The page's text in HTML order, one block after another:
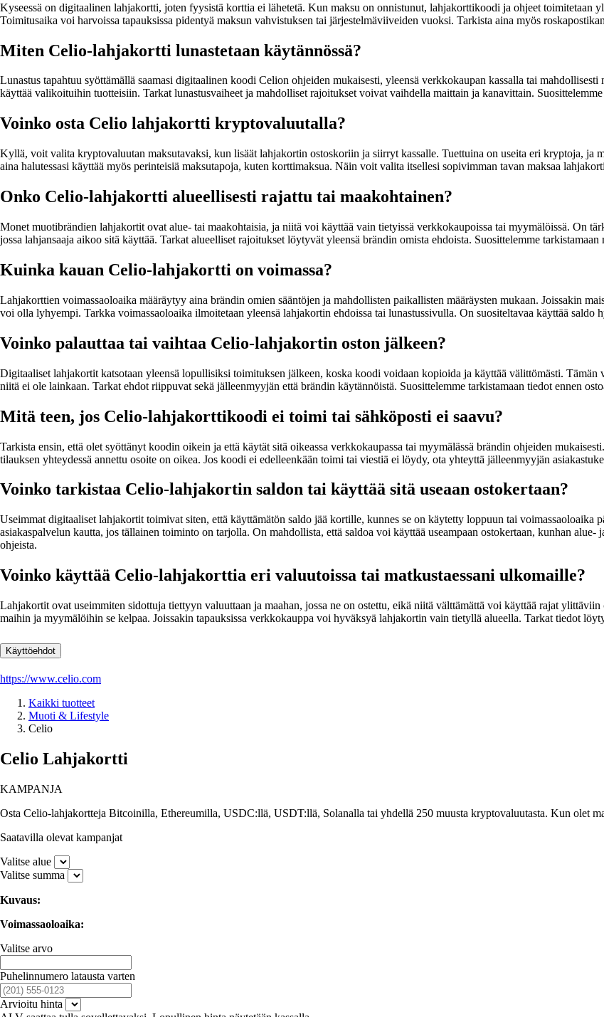
Kyseessä on digitaalinen lahjakortti, joten fyysistä korttia ei lähetetä. Kun maksu on onnistunut, lahjakorttikoodi ja ohjeet toimitetaan
Toimitusaika voi harvoissa tapauksissa pidentyä maksun vahvistuksen tai järjestelmäviiveiden vuoksi. Tarkista aina myös
Miten Celio-lahjakortti lunastetaan käytännössä?
Lunastus tapahtuu syöttämällä saamasi digitaalinen koodi Celion ohjeiden mukaisesti, yleensä verkkokaupan kassalla tai
käyttää valikoituihin tuotteisiin. Tarkat lunastusvaiheet ja mahdolliset rajoitukset voivat vaihdella maittain ja kanavittain.
Voinko osta Celio lahjakortti kryptovaluutalla?
Kyllä, voit valita kryptovaluutan maksutavaksi, kun lisäät lahjakortin ostoskoriin ja siirryt kassalle. Tuettuina on useita eri kryptoja, ja
aina halutessasi käyttää myös perinteisiä maksutapoja, kuten korttimaksua. Näin voit valita itsellesi sopivimman tavan maksaa
Onko Celio-lahjakortti alueellisesti rajattu tai maakohtainen?
Monet muotibrändien lahjakortit ovat alue- tai maakohtaisia, ja niitä voi käyttää vain tietyissä verkkokaupoissa tai myymälöissä. On
jossa lahjansaaja aikoo sitä käyttää. Tarkat alueelliset rajoitukset löytyvät yleensä brändin omista ehdoista. Suosittelemme tarkistamaan
Kuinka kauan Celio-lahjakortti on voimassa?
Lahjakorttien voimassaoloaika määräytyy aina brändin omien sääntöjen ja mahdollisten paikallisten määräysten mukaan. Joissakin
voi olla lyhyempi. Tarkka voimassaoloaika ilmoitetaan yleensä lahjakortin ehdoissa tai lunastussivulla. On suositeltavaa käyttää saldo
Voinko palauttaa tai vaihtaa Celio-lahjakortin oston jälkeen?
Digitaaliset lahjakortit katsotaan yleensä lopullisiksi toimituksen jälkeen, koska koodi voidaan kopioida ja käyttää välittömästi.
niitä ei ole lainkaan. Tarkat ehdot riippuvat sekä jälleenmyyjän että brändin käytännöistä. Suosittelemme tarkistamaan tiedot ennen
Mitä teen, jos Celio-lahjakorttikoodi ei toimi tai sähköposti ei saavu?
Tarkista ensin, että olet syöttänyt koodin oikein ja että käytät sitä oikeassa verkkokaupassa tai myymälässä brändin ohjeiden
tilauksen yhteydessä annettu osoite on oikea. Jos koodi ei edelleenkään toimi tai viestiä ei löydy, ota yhteyttä jälleenmyyjän
Voinko tarkistaa Celio-lahjakortin saldon tai käyttää sitä useaan ostokertaan?
Useimmat digitaaliset lahjakortit toimivat siten, että käyttämätön saldo jää kortille, kunnes se on käytetty loppuun tai voimassaoloaika
asiakaspalvelun kautta, jos tällainen toiminto on tarjolla. On mahdollista, että saldoa voi käyttää useampaan ostokertaan, kunhan
ohjeista.
Voinko käyttää Celio-lahjakorttia eri valuutoissa tai matkustaessani ulkomaille?
Lahjakortit ovat useimmiten sidottuja tiettyyn valuuttaan ja maahan, jossa ne on ostettu, eikä niitä välttämättä voi käyttää rajat
maihin ja myymälöihin se kelpaa. Joissakin tapauksissa verkkokauppa voi hyväksyä lahjakortin vain tietyllä alueella. Tarkat tiedot
Käyttöehdot
https://www.celio.com
Kaikki tuotteet
Muoti & Lifestyle
Celio
Celio Lahjakortti
KAMPANJA
Osta Celio-lahjakortteja Bitcoinilla, Ethereumilla, USDC:llä, USDT:llä, Solanalla tai yhdellä 250 muusta kryptovaluutasta. Kun olet
Saatavilla olevat kampanjat
Valitse alue
Valitse summa
Kuvaus:
Voimassaoloaika:
Valitse arvo
Puhelinnumero latausta varten
Arvioitu hinta